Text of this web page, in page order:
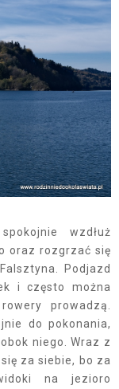
wzdłuż
oraz rozgrzać się
Podjazd
i często można
prowadzą.
do pokonania,
niego. Wraz z
za siebie, bo za
na jezioro